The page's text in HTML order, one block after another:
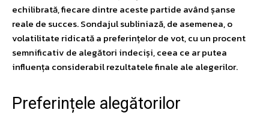
echilibrată, fiecare dintre aceste partide având șanse
reale de succes. Sondajul subliniază, de asemenea, o
volatilitate ridicată a preferințelor de vot, cu un procent
semnificativ de alegători indeciși, ceea ce ar putea
influența considerabil rezultatele finale ale alegerilor.
Preferințele alegătorilor